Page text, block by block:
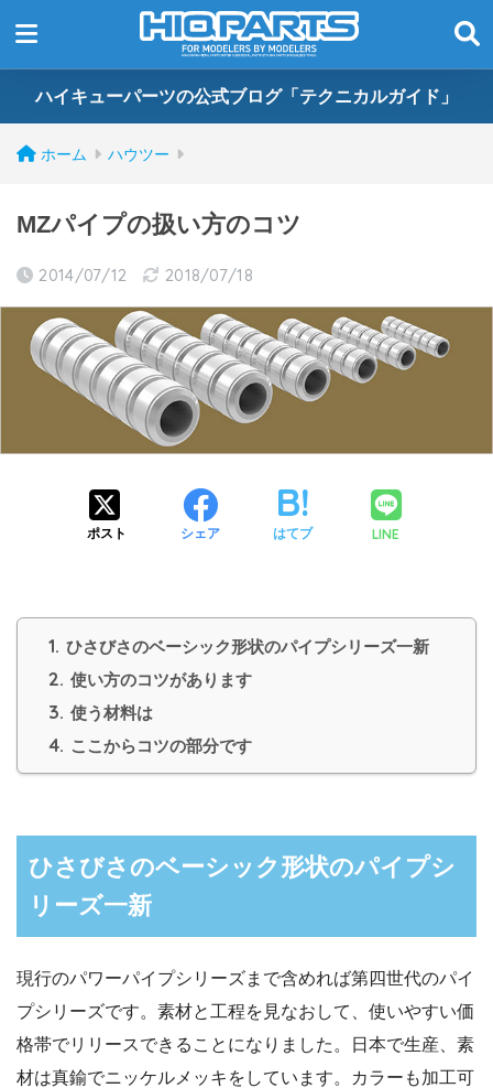
ハイキューパーツの公式ブログ「テクニカルガイド」
ホーム ハウツー
MZパイプの扱い方のコツ
2014/07/12 2018/07/18
ポスト シェア はてブ LINE
1. ひさびさのベーシック形状のパイプシリーズ一新
2. 使い方のコツがあります
3. 使う材料は
4. ここからコツの部分です
ひさびさのベーシック形状のパイプシ
リーズ一新
現行のパワーパイプシリーズまで含めれば第四世代のパイ
プシリーズです。素材と工程を見なおして、使いやすい価
格帯でリリースできることになりました。日本で生産、素
材は真鍮でニッケルメッキをしています。カラーも加工可